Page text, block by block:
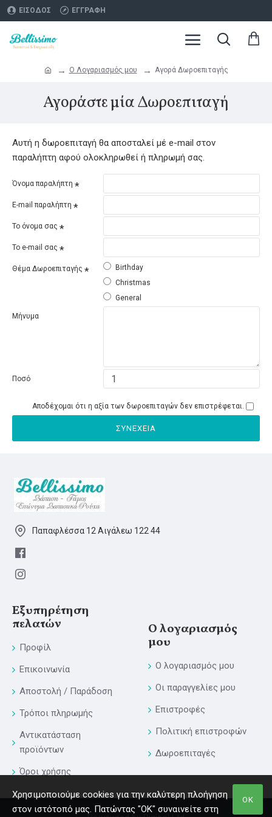
ΕΊΣΟΔΟΣ ΕΓΓΡΑΦΉ
O Λογαριασμός μου Αγορά Δωροεπιταγής
Αγοράστε μία Δωροεπιταγή
Αυτή η δωροεπιταγή θα αποσταλεί μέ e-mail στον
παραλήπτη αφού ολοκληρωθεί ή πληρωμή σας.
Όνομα παραλήπτη
E-mail παραλήπτη
Το όνομα σας
Το e-mail σας
Θέμα Δωροεπιταγής
Birthday
Christmas
General
Μήνυμα
Ποσό
Αποδέχομαι ότι η αξία των δωροεπιταγών δεν επιστρέφεται.
ΣΥΝΈΧΕΙΑ
Παπαφλέσσα 12 Αιγάλεω 122 44
Εξυπηρέτηση
πελατών
Προφίλ
Επικοινωνία
Αποστολή / Παράδοση
Τρόποι πληρωμής
Αντικατάσταση
προϊόντων
Όροι χρήσης
Ο λογαριασμός
μου
Ο λογαριασμός μου
Οι παραγγελίες μου
Επιστροφές
Πολιτική επιστροφών
Δωροεπιταγές
ΟΚ
Χρησιμοποιούμε cookies για την καλύτερη πλοήγηση
στον ιστότοπό μας. Πατώντας "ΟΚ" συναινείτε στη